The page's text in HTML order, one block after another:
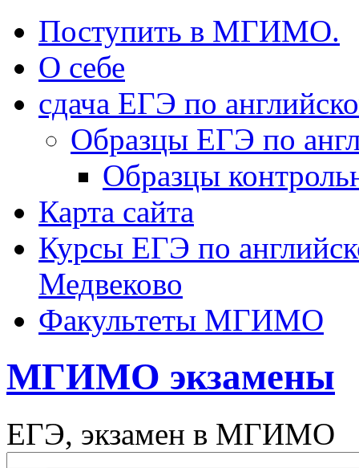
Поступить в МГИМО.
О себе
сдача ЕГЭ по
Образцы ЕГЭ по
Образцы
Карта сайта
Курсы ЕГЭ по
Медвеково
Факультеты МГИМО
МГИМО экзамены
ЕГЭ, экзамен в МГИМО